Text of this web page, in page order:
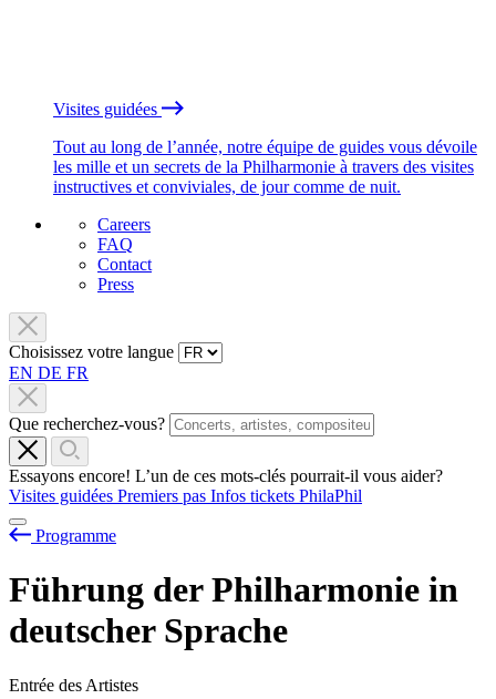
Visites guidées
Tout au long de l’année, notre équipe de guides vous dévoile
les mille et un secrets de la Philharmonie à travers des visites
instructives et conviviales, de jour comme de nuit.
Careers
FAQ
Contact
Press
Choisissez votre langue
EN DE FR
Que recherchez-vous?
Essayons encore! L’un de ces mots-clés pourrait-il vous aider?
Visites guidées Premiers pas Infos tickets PhilaPhil
Programme
Führung der Philharmonie in
deutscher Sprache
Entrée des Artistes